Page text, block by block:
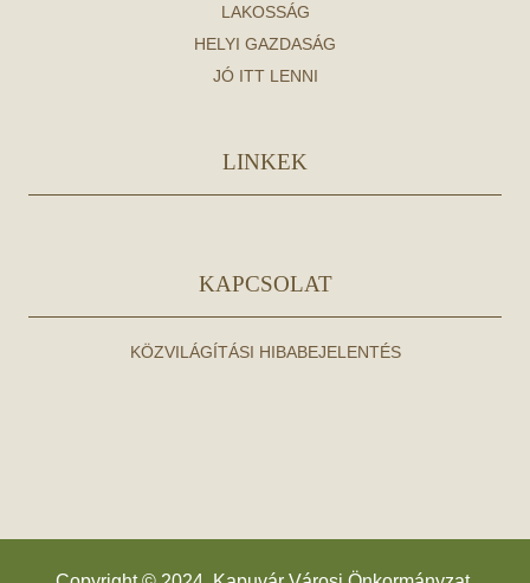
LAKOSSÁG
HELYI GAZDASÁG
JÓ ITT LENNI
LINKEK
KAPCSOLAT
KÖZVILÁGÍTÁSI HIBABEJELENTÉS